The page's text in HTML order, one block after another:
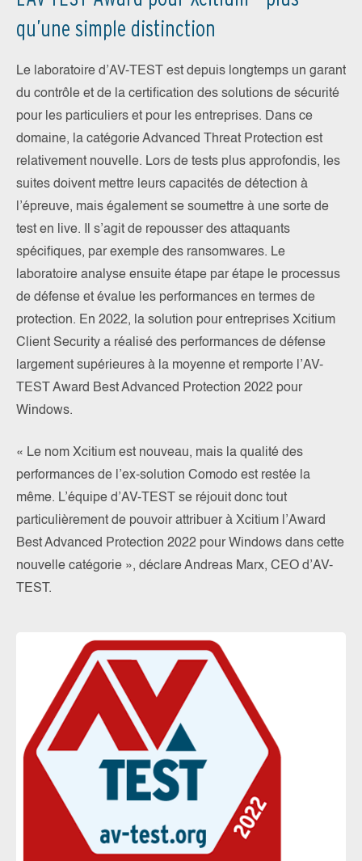
qu’une simple distinction
Le laboratoire d’AV-TEST est depuis longtemps un garant
du contrôle et de la certification des solutions de sécurité
pour les particuliers et pour les entreprises. Dans ce
domaine, la catégorie Advanced Threat Protection est
relativement nouvelle. Lors de tests plus approfondis, les
suites doivent mettre leurs capacités de détection à
l’épreuve, mais également se soumettre à une sorte de
test en live. Il s’agit de repousser des attaquants
spécifiques, par exemple des ransomwares. Le
laboratoire analyse ensuite étape par étape le processus
de défense et évalue les performances en termes de
protection. En 2022, la solution pour entreprises Xcitium
Client Security a réalisé des performances de défense
largement supérieures à la moyenne et remporte l’AV-
TEST Award Best Advanced Protection 2022 pour
Windows.
« Le nom Xcitium est nouveau, mais la qualité des
performances de l’ex-solution Comodo est restée la
même. L’équipe d’AV-TEST se réjouit donc tout
particulièrement de pouvoir attribuer à Xcitium l’Award
Best Advanced Protection 2022 pour Windows dans cette
nouvelle catégorie », déclare Andreas Marx, CEO d’AV-
TEST.